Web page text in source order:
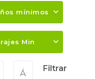
mínimos
Min
Filtrar